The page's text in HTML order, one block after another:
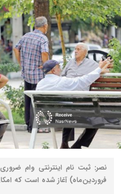
فروردین‌ماه) آغاز شده است که